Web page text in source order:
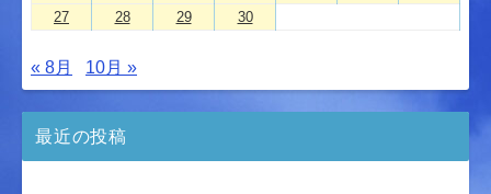
27
28 29 30
« 8月 10月 »
最近の投稿